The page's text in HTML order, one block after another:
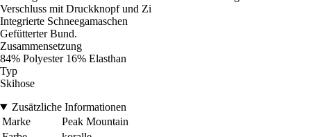
Verschluss mit Druckknopf und Zi
Integrierte Schneegamaschen
Gefütterter Bund.
Zusammensetzung
84% Polyester 16% Elasthan
Typ
Skihose
Zusätzliche Informationen
Marke
Peak Mountain